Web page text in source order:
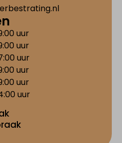
uur
uur
uur
uur
uur
uur